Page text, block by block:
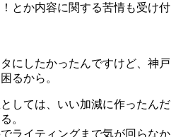
とか内容に関する苦情も受け付
にしたかったんですけど、神戸
るから。
しては、いい加減に作ったんだ
。
ライティングまで気が回らなか